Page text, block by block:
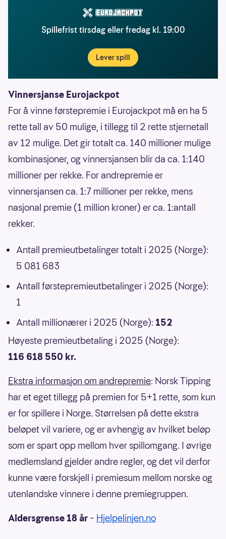
Spillefrist tirsdag eller fredag kl. 19:00
Lever spill
Vinnersjanse Eurojackpot
For å vinne førstepremie i Eurojackpot må en ha 5
rette tall av 50 mulige, i tillegg til 2 rette stjernetall
av 12 mulige. Det gir totalt ca. 140 millioner mulige
kombinasjoner, og vinnersjansen blir da ca. 1:140
millioner per rekke. For andrepremie er
vinnersjansen ca. 1:7 millioner per rekke, mens
nasjonal premie (1 million kroner) er ca. 1:antall
rekker.
Antall premieutbetalinger totalt i 2025 (Norge):
5 081 683
Antall førstepremieutbetalinger i 2025 (Norge):
1
Antall millionærer i 2025 (Norge): 152
Høyeste premieutbetaling i 2025 (Norge):
116 618 550 kr.
Ekstra informasjon om andrepremie: Norsk Tipping
har et eget tillegg på premien for 5+1 rette, som kun
er for spillere i Norge. Størrelsen på dette ekstra
beløpet vil variere, og er avhengig av hvilket beløp
som er spart opp mellom hver spillomgang. I øvrige
medlemsland gjelder andre regler, og det vil derfor
kunne være forskjell i premiesum mellom norske og
utenlandske vinnere i denne premiegruppen.
Aldersgrense 18 år – Hjelpelinjen.no